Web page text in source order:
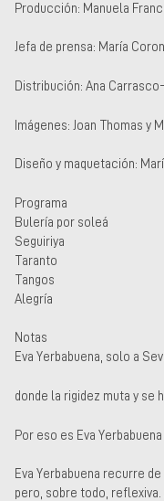
Producción: Manuela
Jefa de prensa: María
Distribución: Ana
Imágenes: Joan Thomas y
Diseño y maquetación:
Programa
Bulería por soleá
Seguiriya
Taranto
Tangos
Alegría
Notas
Eva Yerbabuena, solo a
donde la rigidez muta y se
Por eso es Eva
Eva Yerbabuena recurre
pero, sobre todo,